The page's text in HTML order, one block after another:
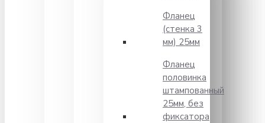
Фланец
(стенка 3
мм) 25мм
Фланец
половинка
штампованный
25мм, без
фиксатора